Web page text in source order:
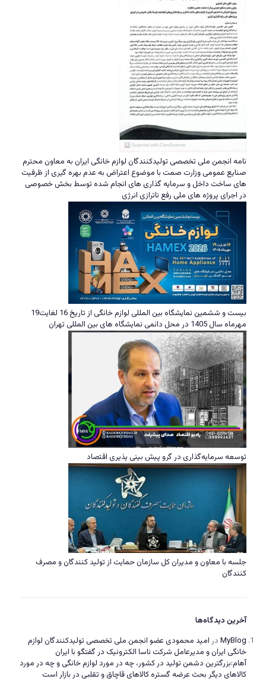
نامه انجمن ملی تخصصی تولیدکنندگان لوازم خانگی ایران به معاون محترم
صنایع عمومی وزارت صمت با موضوع اعتراض به عدم بهره گیری از ظرفیت
های ساخت داخل و سرمایه گذاری های انجام شده توسط بخش خصوصی
در اجرای پروژه های ملی رفع ناترازی انرژی
بیست و ششمین نمایشگاه بین المللی لوازم خانگی از تاریخ 16 لغایت19
مهرماه سال 1405 در محل دائمی نمایشگاه های بین المللی تهران
توسعه سرمایه‌گذاری در گرو پیش بینی پذیری اقتصاد
جلسه با معاون و مدیران کل سازمان حمایت از تولید کنندگان و مصرف
کنندگان
آخرین دیدگاه‌ها
MyBlog در امید محمودی عضو انجمن ملی تخصصی تولیدکنندگان لوازم
خانگی ایران و مدیرعامل شرکت ناسا الکترونیک در گفتگو با ایران
آهام:بزرگترین دشمن تولید در کشور، چه در مورد لوازم خانگی و چه در مورد
کالاهای دیگر بحث عرضه گستره کالاهای قاچاق و تقلبی در بازار است